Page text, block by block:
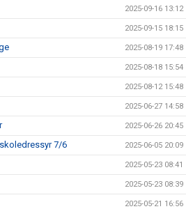
2025-09-16 13:12
2025-09-15 18:15
2025-08-19 17:48
2025-08-18 15:54
2025-08-12 15:48
2025-06-27 14:58
2025-06-26 20:45
7/6 2025-06-05 20:09
2025-05-23 08:41
2025-05-23 08:39
2025-05-21 16:56